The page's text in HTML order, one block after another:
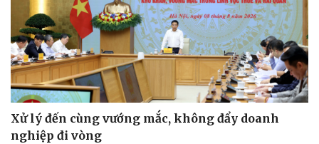
Sức khỏe
Dinh dưỡng - món ngon
Cây thuốc
Đời sống
Nhà đẹp
Xử lý đến cùng vướng mắc, không đẩy doanh
nghiệp đi vòng